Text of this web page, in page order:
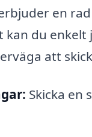
en
kan du
att
Skicka en